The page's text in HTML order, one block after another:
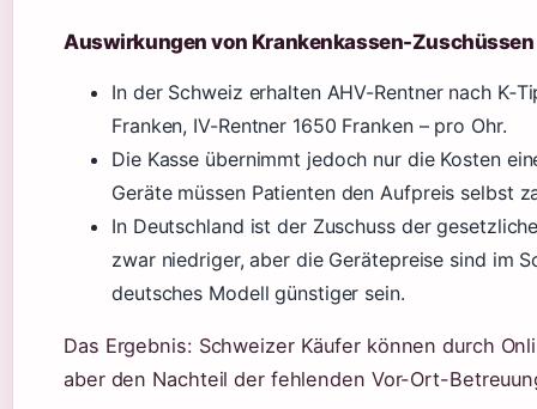
Auswirkungen von Krankenkassen-Zuschüssen
In der Schweiz erhalten AHV-Rentner nach
Franken, IV-Rentner 1650 Franken – pro Ohr.
Die Kasse übernimmt jedoch nur die Kosten
Geräte müssen Patienten den Aufpreis selbst
In Deutschland ist der Zuschuss der
zwar niedriger, aber die Gerätepreise sind im
deutsches Modell günstiger sein.
Das Ergebnis: Schweizer Käufer können durch
aber den Nachteil der fehlenden Vor-Ort-